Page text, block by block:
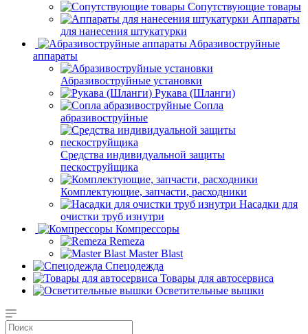
Сопутствующие товары
Аппараты
для нанесения штукатурки
Aбразивоструйные
аппараты
Абразивоструйные установки
Рукава (Шланги)
Сопла
абразивоструйные
Средства индивидуальной защиты
пескоструйщика
Комплектующие, запчасти, расходники
Насадки для
очистки труб изнутри
Компрессоры
Remeza
Master Blast
Спецодежда
Товары для автосервиса
Осветительные вышки